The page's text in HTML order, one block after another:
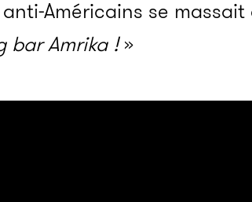
Américains se
bar Amrika !»